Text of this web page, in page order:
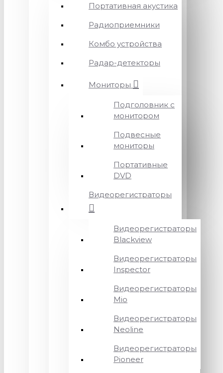
Портативная акустика
Радиоприемники
Комбо устройства
Радар-детекторы
Мониторы
Подголовник с
монитором
Подвесные
мониторы
Портативные
DVD
Видеорегистраторы
Видеорегистраторы
Blackview
Видеорегистраторы
Inspector
Видеорегистраторы
Mio
Видеорегистраторы
Neoline
Видеорегистраторы
Pioneer